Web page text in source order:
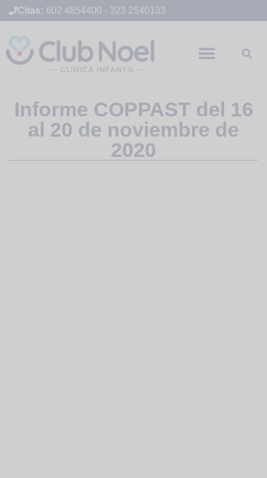
Citas: 602 4854400 - 323 2540133
Informe COPPAST del 16
al 20 de noviembre de
2020